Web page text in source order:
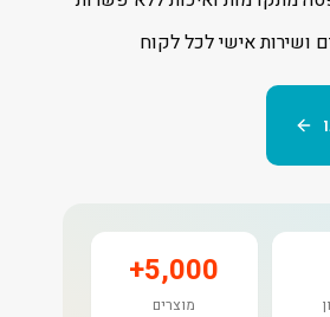
ושירות אישי לכל לקוח
5,000+
מוצרים